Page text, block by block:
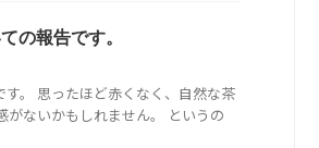
の報告です。
。 思ったほど赤くなく、自然な茶
ないかもしれません。 というの